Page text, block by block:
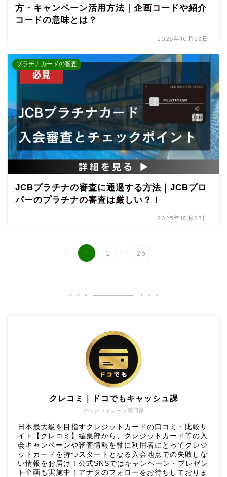
方・キャンペーン活用方法｜企画コードや紹介
コードの意味とは？
2025年10月23日
プラチナカードの審査
JCBプラチナの審査に通過する方法｜JCBプロ
パーのプラチナの審査は厳しい？！
2025年10月23日
1 2 ... 26
クレジットカード専門家
クレコミ｜ドコでもキャッシュ課
日本最大級を目指すクレジットカードの口コミ・比較サ
イト【クレコミ】編集部から、クレジットカード等の入
会キャンペーンや審査情報を軸に利用者にとってクレジ
ットカードを持つスタートとなる入会地点での失敗しな
い情報をお届け！公式SNSではキャンペーン・プレゼン
ト企画も実施中！アナタのフォローをお待ちしておりま